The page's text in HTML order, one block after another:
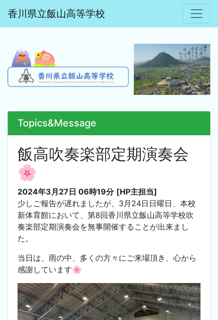
香川県立飯山高等学校
Topics&Message
飯高吹奏楽部定期演奏会
🌸
2024年3月27日 06時19分 [HP主担当]
少しご報告が遅れましたが、3月24日日曜日、本校
新体育館において、第8回香川県立飯山高等学校吹
奏楽部定期演奏会を無事開催することが出来まし
た。
当日は、雨の中、多くの方々にご来場頂き、心から
感謝しています🌸